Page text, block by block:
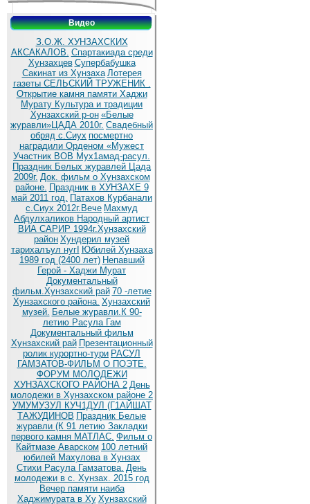
Видео
З.О.Ж. ХУНЗАХСКИХ
АКСАКАЛОВ. Спартакиада среди
Хунзахцев Супербабушка
Сакинат из Хунзаха Лотерея
газеты СЕЛЬСКИЙ ТРУЖЕНИК .
Открытие камня памяти Хаджи
Мурату Культура и традиции
Хунзахский р-он «Белые
журавли»ЦАДА 2010г. Cвадебный
обряд c.Сиух посмертно
наградили Орденом «Мужест
Участник ВОВ Мух1амад-расул.
Праздник Белых журавлей Цада
2009г. Док. фильм о Хунзахском
районе. Праздник в ХУНЗАХЕ 9
май 2011 год. Патахов Курбанали
с.Сиух 2012г.Вече Махмуд
Абдулхаликов Народный артист
ВИА САРИР 1994г.Хунзахский
район Хундерил музей
тарихалъул нугI Юбилей Хунзаха
1989 год (2400 лет) Непавший
Герой - Хаджи Мурат
Документальный
фильм.Хунзахский рай 70 -летие
Хунзахского района. Хунзахский
музей. Белые журавли.К 90-
летию Расула Гам
Документальный фильм
Хунзахский рай Презентационный
ролик курортно-тури РАСУЛ
ГАМЗАТОВ-ФИЛЬМ О ПОЭТЕ.
ФОРУМ МОЛОДЕЖИ
ХУНЗАХСКОГО РАЙОНА 2 День
молодежи в Хунзахском районе 2
УМУМУЗУЛ КУЧ1ДУЛ (Г1АЙШАТ
ТАЖУДИНОВ Праздник Белые
журавли (К 91 летию Закладки
первого камня МАТЛАС. Фильм о
Кайтмазе Аварском 100 летний
юбилей Махулова в Хунзах
Стихи Расула Гамзатова. День
молодежи в с. Хунзах. 2015 год
Вечер памяти наиба
Хаджимурата в Ху Хунзахский